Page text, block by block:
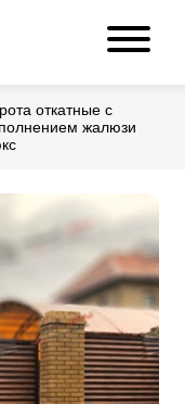
откатные с
жалюзи